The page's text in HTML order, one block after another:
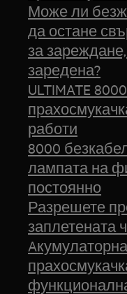
Може ли
да остане
за
заредена?
ULTIMATE
работи
8000
лампата на
постоянно
Разрешете
заплетената